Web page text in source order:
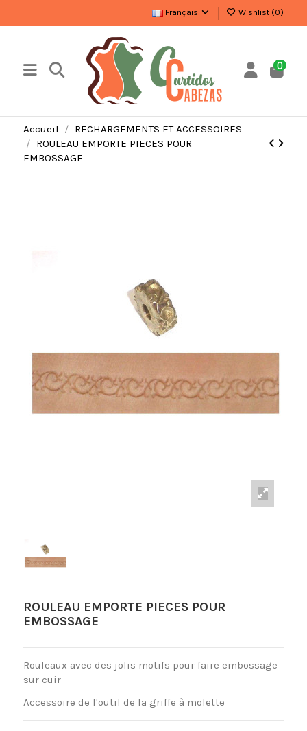
Français Wishlist (0)
0
Accueil
RECHARGEMENTS ET ACCESSOIRES
ROULEAU EMPORTE PIECES POUR
EMBOSSAGE
ROULEAU EMPORTE PIECES POUR
EMBOSSAGE
Rouleaux avec des jolis motifs pour faire embossage
sur cuir
Accessoire de l'outil de la griffe à molette